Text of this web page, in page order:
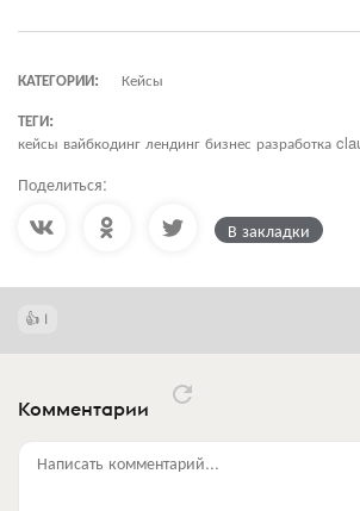
КАТЕГОРИИ:
Кейсы
ТЕГИ:
кейсы вайбкодинг лендинг бизнес разработка
Поделиться:
В закладки
1
Комментарии
Написать комментарий...